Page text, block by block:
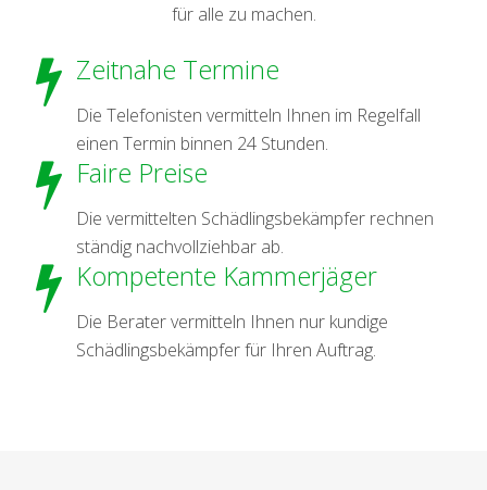
für alle zu machen.
Zeitnahe Termine
Die Telefonisten vermitteln Ihnen im Regelfall
einen Termin binnen 24 Stunden.
Faire Preise
Die vermittelten Schädlingsbekämpfer rechnen
ständig nachvollziehbar ab.
Kompetente Kammerjäger
Die Berater vermitteln Ihnen nur kundige
Schädlingsbekämpfer für Ihren Auftrag.